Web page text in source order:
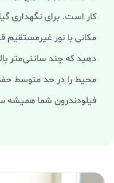
کار است. برای نگهداری
مکانی با نور غیرمستقیم
دهید که چند سانتی‌متر
محیط را در حد متوسط
فیلودندرون شما همیشه